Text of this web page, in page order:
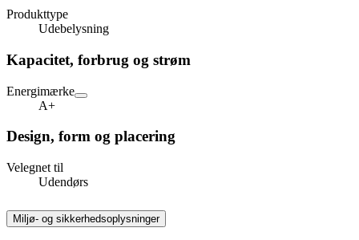
Produkttype
Udebelysning
Kapacitet, forbrug og strøm
Energimærke
A+
Design, form og placering
Velegnet til
Udendørs
Miljø- og sikkerhedsoplysninger